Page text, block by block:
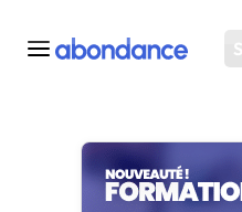
Toutes les actus
Actus SEO